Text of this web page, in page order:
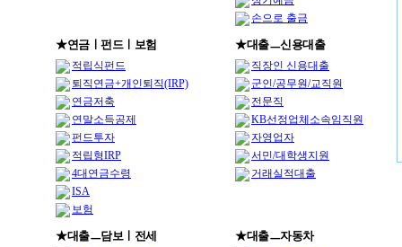
손으로 출금
★연금ㅣ펀드ㅣ보험
적립식펀드
퇴직연금+개인퇴직(IRP)
연금저축
연말소득공제
펀드투자
적립형IRP
4대연금수령
ISA
보험
★대출ㅡ신용대출
직장인 신용대출
군인/공무원/교직원
전문직
KB선정업체소속임직원
자영업자
서민/대학생지원
거래실적대출
★대출ㅡ담보ㅣ전세 ★대출ㅡ자동차